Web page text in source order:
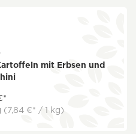
mit Erbsen und
(7,84 €* / 1 kg)